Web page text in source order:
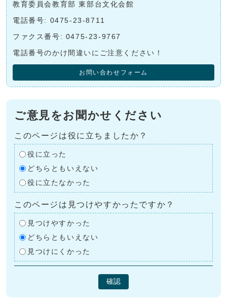
教育委員会教育部 東部台文化会館
電話番号: 0475-23-8711
ファクス番号: 0475-23-9767
電話番号のかけ間違いにご注意ください！
お問い合わせフォーム
ご意見をお聞かせください
このページは役に立ちましたか？
役に立った
どちらともいえない
役に立たなかった
このページは見つけやすかったですか？
見つけやすかった
どちらともいえない
見つけにくかった
確認